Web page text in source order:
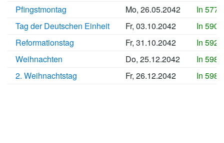
Pfingstmontag
Mo, 26.05.2042
In
Tag der Deutschen Einheit
Fr, 03.10.2042
In
Reformationstag
Fr, 31.10.2042
In
Weihnachten
Do, 25.12.2042
In
2. Weihnachtstag
Fr, 26.12.2042 In